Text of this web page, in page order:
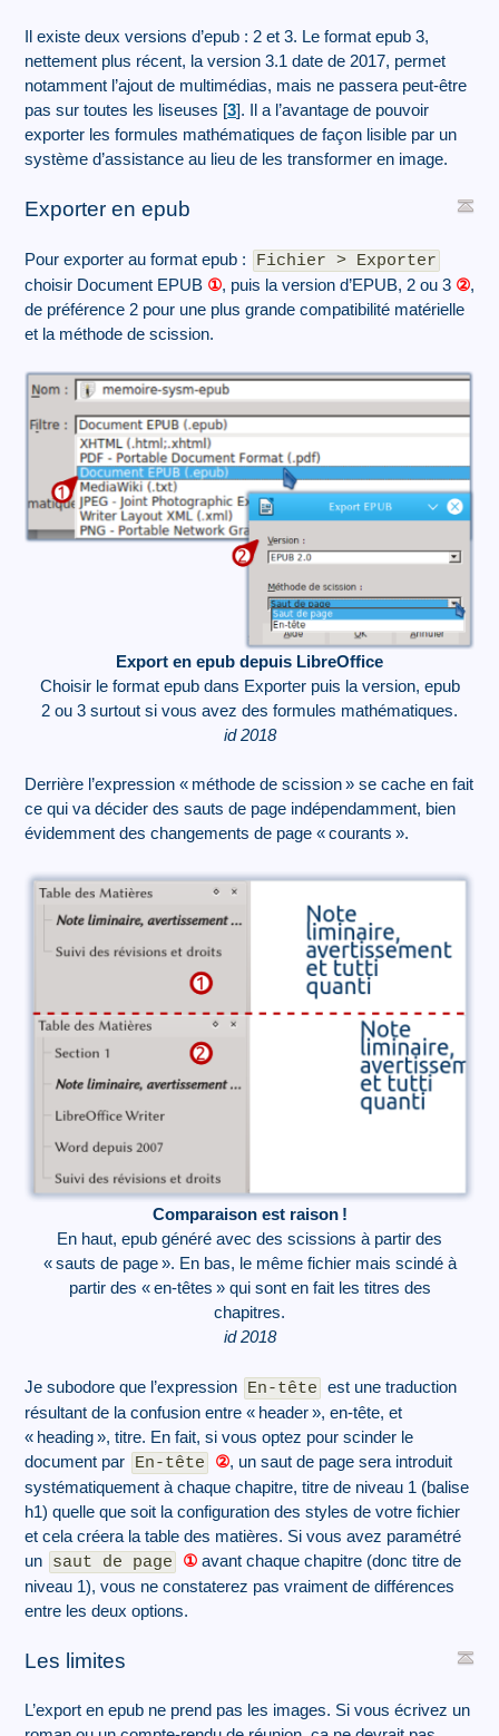
Il existe deux versions d’epub : 2 et 3. Le format epub 3,
nettement plus récent, la version 3.1 date de 2017, permet
notamment l’ajout de multimédias, mais ne passera peut-être
pas sur toutes les liseuses [3]. Il a l’avantage de pouvoir
exporter les formules mathématiques de façon lisible par un
système d’assistance au lieu de les transformer en image.
Exporter en epub
Pour exporter au format epub : Fichier > Exporter
choisir Document EPUB ①, puis la version d’EPUB, 2 ou 3 ②,
de préférence 2 pour une plus grande compatibilité matérielle
et la méthode de scission.
Export en epub depuis LibreOffice
Choisir le format epub dans Exporter puis la version, epub
2 ou 3 surtout si vous avez des formules mathématiques.
id 2018
Derrière l’expression « méthode de scission» se cache en fait
ce qui va décider des sauts de page indépendamment, bien
évidemment des changements de page «courants ».
Comparaison est raison !
En haut, epub généré avec des scissions à partir des
« sauts de page ». En bas, le même fichier mais scindé à
partir des « en-têtes » qui sont en fait les titres des
chapitres.
id 2018
Je subodore que l’expression En-tête est une traduction
résultant de la confusion entre « header», en-tête, et
« heading», titre. En fait, si vous optez pour scinder le
document par En-tête ②, un saut de page sera introduit
systématiquement à chaque chapitre, titre de niveau 1 (balise
h1) quelle que soit la configuration des styles de votre fichier
et cela créera la table des matières. Si vous avez paramétré
un saut de page ①avant chaque chapitre (donc titre de
niveau 1), vous ne constaterez pas vraiment de différences
entre les deux options.
Les limites
L’export en epub ne prend pas les images. Si vous écrivez un